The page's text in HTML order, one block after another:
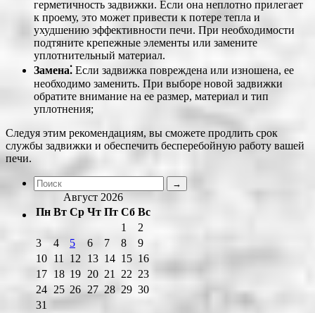
герметичность задвижки. Если она неплотно прилегает
к проему, это может привести к потере тепла и
ухудшению эффективности печи. При необходимости
подтяните крепежные элементы или замените
уплотнительный материал.
Замена⁚ Если задвижка повреждена или изношена, ее
необходимо заменить. При выборе новой задвижки
обратите внимание на ее размер, материал и тип
уплотнения;
Следуя этим рекомендациям, вы сможете продлить срок
службы задвижки и обеспечить бесперебойную работу вашей
печи.
Август 2026
Пн Вт Ср Чт Пт Сб Вс
1
2
3
4 5 6 7 8
9
10 11 12 13 14 15 16
17 18 19 20 21 22 23
24 25 26 27 28 29 30
31